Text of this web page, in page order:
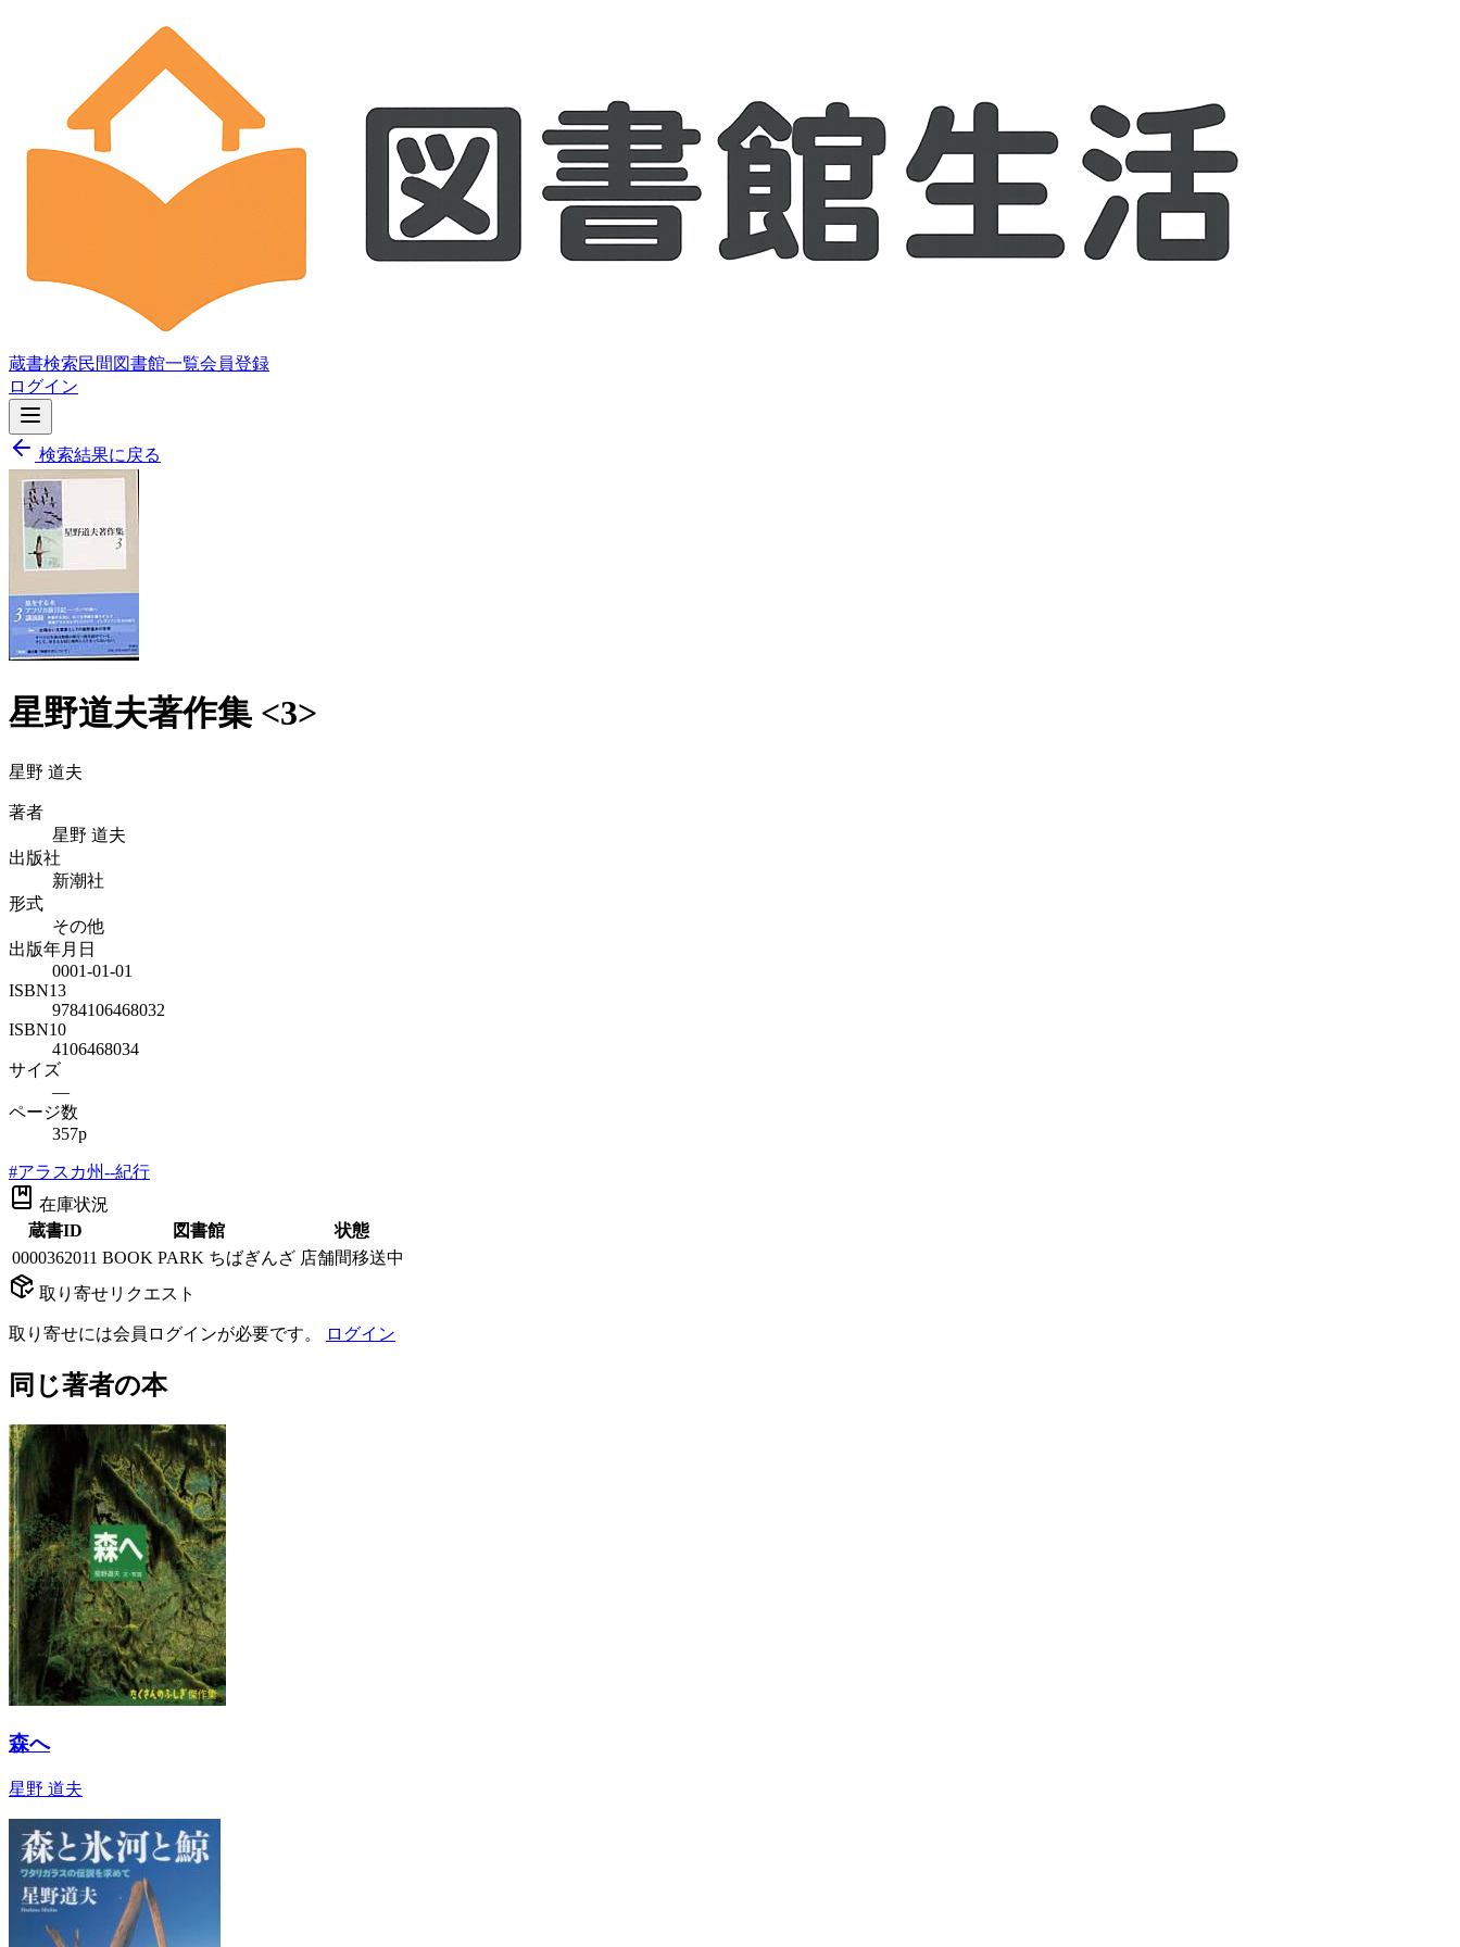
蔵書検索民間図書館一覧会員登録
ログイン
検索結果に戻る
星野道夫著作集 <3>
星野 道夫
著者
星野 道夫
出版社
新潮社
形式
その他
出版年月日
0001-01-01
ISBN13
9784106468032
ISBN10
4106468034
サイズ
—
ページ数
357p
#アラスカ州--紀行
在庫状況
蔵書ID
図書館
状態
0000362011 BOOK PARK ちばぎんざ 店舗間移送中
取り寄せリクエスト
取り寄せには会員ログインが必要です。 ログイン
同じ著者の本
森へ
星野 道夫